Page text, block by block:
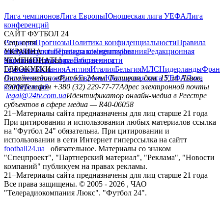
Лига чемпионовЛига ЕвропыЮношеская лига УЕФАЛига
конференций
САЙТ ФУТБОЛ 24
РедакцияПрогнозыПолитика конфиденциальностиПравила
сайтуКонтактыПравила комментированияРедакционная
политикаСтруктура собственности
Соц. сети
facebookxyoutubeinstagramtelegramviber
УКРАИНА
УкраинаПервая лигаВторая лига
ЧЕМПИОНАТЫ
ГерманияИспанияАнглияИталияБельгияМЛСНидерланды
ЕВРОКУБКИ
Лига чемпионовЛига ЕвропыЮношеская лига УЕФАЛига
конференций
Онлайн-медиа «Футбол 24»пл. Галицкая, дом. 15, м. Львов,
79008Телефон +380 (32) 229-77-77Адрес электронной почты
legal@24tv.com.uaИдентификатор онлайн-медиа в Реестре
субъектов в сфере медиа — R40-06058
21+Материалы сайта предназначены для лиц старше 21 года
При цитировании и использовании любых материалов ссылка
на "Футбол 24" обязательна. При цитировании и
использовании в сети Интернет гиперссылка на сайтт
football24.ua
обязательное. Материалы со знаком
"Спецпроект", "Партнерский материал", "Реклама", "Новости
компаний" публикуем на правах рекламы.
21+Материалы сайта предназначены для лиц старше 21 года
Все права защищены. © 2005 - 2026 , ЧАО
"Телерадиокомпания Люкс". "Футбол 24".